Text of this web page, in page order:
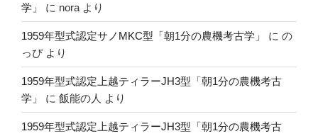
学」
に nora より
1959年型式認定サノMKC型「朝1分の農機考古学」 に の
っぴより
1959年型式認定上越ティラーJH3型「朝1分の農機考古
学」
に 飯能の人 より
1959年型式認定上越ティラーJH3型「朝1分の農機考古